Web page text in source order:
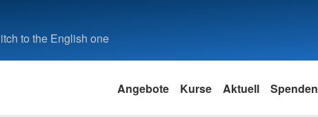
to the English one
Angebote Kurse Aktuell Spenden